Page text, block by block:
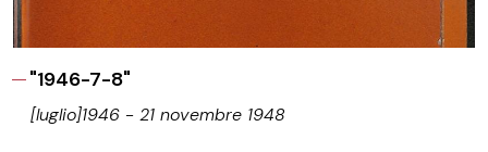
"1946-7-8"
[luglio]1946 - 21 novembre 1948